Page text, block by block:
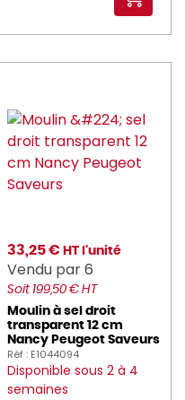
33,25 € HT l'unité
Vendu par 6
Soit 199,50 € HT
Moulin à sel droit
transparent 12 cm
Nancy Peugeot Saveurs
Réf : E1044094
Disponible sous 2 à 4
semaines